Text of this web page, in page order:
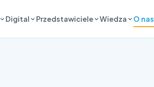
Digital Przedstawiciele Wiedza O nas